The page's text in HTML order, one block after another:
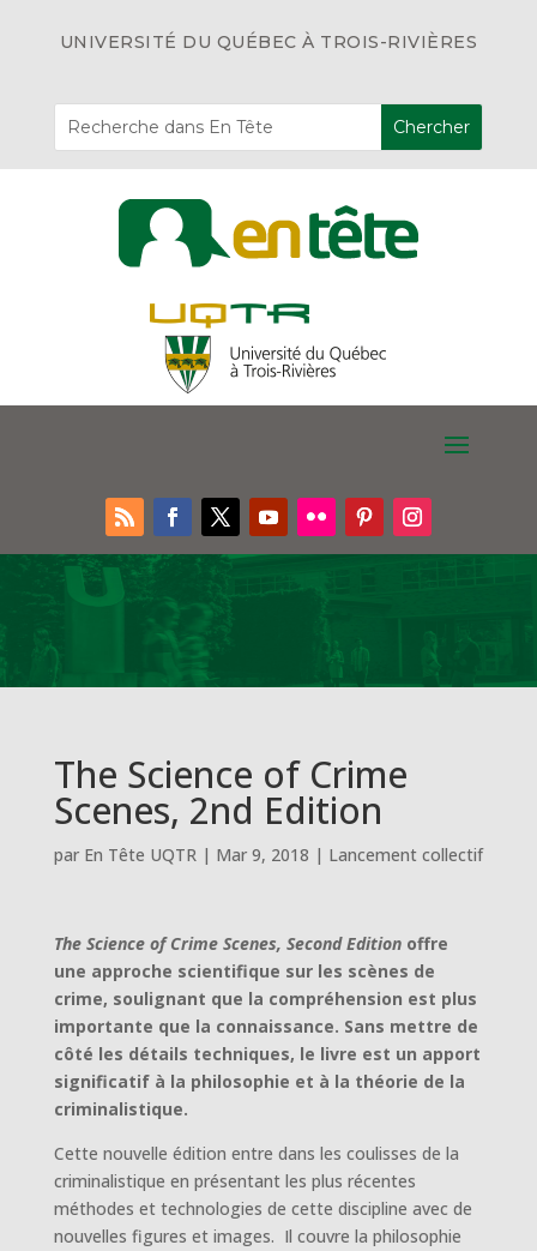
UNIVERSITÉ DU QUÉBEC À TROIS-RIVIÈRES
The Science of Crime
Scenes, 2nd Edition
par En Tête UQTR| Mar 9, 2018 | Lancement collectif
The Science of Crime Scenes, Second Editionoffre
une approche scientifique sur les scènes de
crime, soulignant que la compréhension est plus
importante que la connaissance. Sans mettre de
côté les détails techniques, le livre est un apport
significatif à la philosophie et à la théorie de la
criminalistique.
Cette nouvelle édition entre dans les coulisses de la
criminalistique en présentant les plus récentes
méthodes et technologies de cette discipline avec de
nouvelles figures et images. Il couvre la philosophie